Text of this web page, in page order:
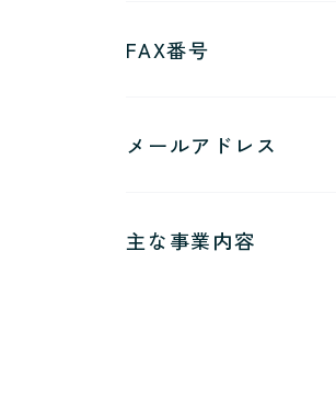
FAX番号
メールアドレス
主な事業内容